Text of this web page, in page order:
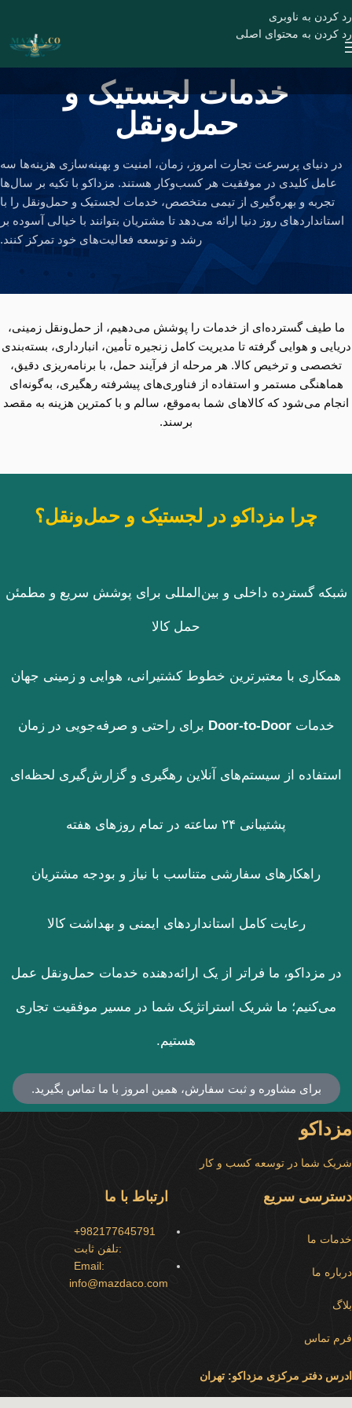
رد کردن به ناوبری
رد کردن به محتوای اصلی
خدمات لجستیک و
حمل‌ونقل
در دنیای پرسرعت تجارت امروز، زمان، امنیت و بهینه‌سازی هزینه‌ها سه
عامل کلیدی در موفقیت هر کسب‌وکار هستند. مزداکو با تکیه بر سال‌ها
تجربه و بهره‌گیری از تیمی متخصص، خدمات لجستیک و حمل‌ونقل را با
استانداردهای روز دنیا ارائه می‌دهد تا مشتریان بتوانند با خیالی آسوده بر
رشد و توسعه فعالیت‌های خود تمرکز کنند.
ما طیف گسترده‌ای از خدمات را پوشش می‌دهیم، از حمل‌ونقل زمینی،
دریایی و هوایی گرفته تا مدیریت کامل زنجیره تأمین، انبارداری، بسته‌بندی
تخصصی و ترخیص کالا. هر مرحله از فرآیند حمل، با برنامه‌ریزی دقیق،
هماهنگی مستمر و استفاده از فناوری‌های پیشرفته رهگیری، به‌گونه‌ای
انجام می‌شود که کالاهای شما به‌موقع، سالم و با کمترین هزینه به مقصد
برسند.
چرا مزداکو در لجستیک و حمل‌ونقل؟
شبکه گسترده داخلی و بین‌المللی برای پوشش سریع و مطمئن
حمل کالا
همکاری با معتبرترین خطوط کشتیرانی، هوایی و زمینی جهان
خدماتDoor-to-Door برای راحتی و صرفه‌جویی در زمان
استفاده از سیستم‌های آنلاین رهگیری و گزارش‌گیری لحظه‌ای
پشتیبانی ۲۴ ساعته در تمام روزهای هفته
راهکارهای سفارشی متناسب با نیاز و بودجه مشتریان
رعایت کامل استانداردهای ایمنی و بهداشت کالا
در مزداکو، ما فراتر از یک ارائه‌دهنده خدمات حمل‌ونقل عمل
می‌کنیم؛ ما شریک استراتژیک شما در مسیر موفقیت تجاری
هستیم.
برای مشاوره و ثبت سفارش، همین امروز با ما تماس بگیرید.
مزداکو
شریک شما در توسعه کسب و کار
دسترسی سریع
خدمات ما
درباره ما
بلاگ
فرم تماس
ارتباط با ما
982177645791+
:تلفن ثابت
Email:
info@mazdaco.com
ادرس دفتر مرکزی مزداکو: تهران